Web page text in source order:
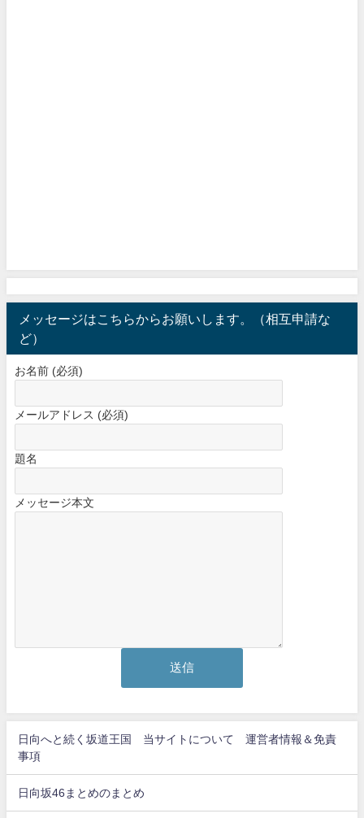
メッセージはこちらからお願いします。（相互申請な
ど）
お名前 (必須)
メールアドレス (必須)
題名
メッセージ本文
日向へと続く坂道王国 当サイトについて 運営者情報＆免責
事項
日向坂46まとめのまとめ